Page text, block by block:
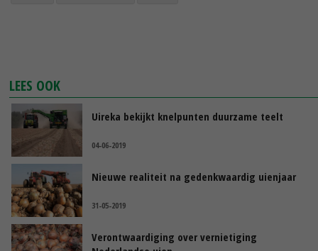
LEES OOK
Uireka bekijkt knelpunten duurzame teelt
04-06-2019
Nieuwe realiteit na gedenkwaardig uienjaar
31-05-2019
Verontwaardiging over vernietiging